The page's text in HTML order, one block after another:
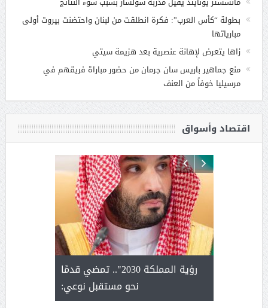
بطولة “كأس العرب”: فكرة انطلقت من لبنان واحتضنت بيروت أولى
مبارياتها
زاها يتعرض لإهانة عنصرية بعد هزيمة سيتي
منع جماهير باريس سان جرمان من حضور مباراة فريقهم في
مرسيليا خوفاً من العنف
اقتصاد وأسواق
يحصل
رؤية المملكة 2030".. تمضي قدمًا
نحو مستقبل نوعي:
ورشة
عنيزة